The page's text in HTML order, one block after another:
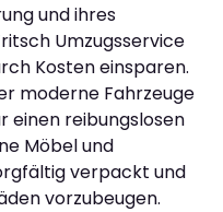
und ihres
Umzugsservice
Kosten einsparen.
moderne Fahrzeuge
einen reibungslosen
Möbel und
verpackt und
vorzubeugen.